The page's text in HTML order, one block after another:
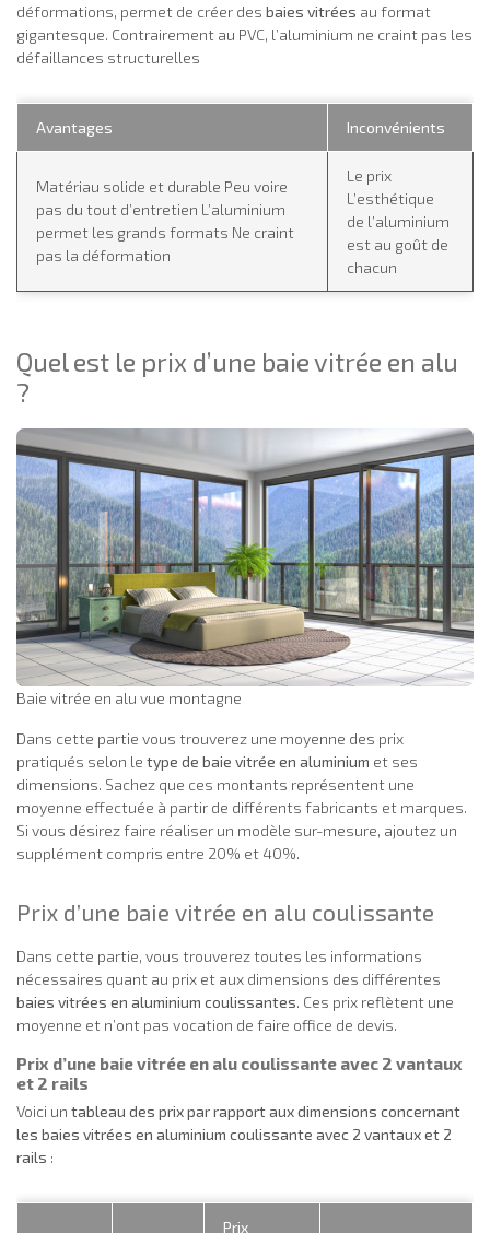
déformations, permet de créer des baies vitrées au format
gigantesque. Contrairement au PVC, l’aluminium ne craint pas les
défaillances structurelles
Avantages Inconvénients
Matériau solide et durable Peu voire
pas du tout d’entretien L’aluminium
permet les grands formats Ne craint
pas la déformation
Le prix
L’esthétique
de l’aluminium
est au goût de
chacun
Quel est le prix d’une baie vitrée en alu
?
Baie vitrée en alu vue montagne
Dans cette partie vous trouverez une moyenne des prix
pratiqués selon le type de baie vitrée en aluminium et ses
dimensions. Sachez que ces montants représentent une
moyenne effectuée à partir de différents fabricants et marques.
Si vous désirez faire réaliser un modèle sur-mesure, ajoutez un
supplément compris entre 20% et 40%.
Prix d’une baie vitrée en alu coulissante
Dans cette partie, vous trouverez toutes les informations
nécessaires quant au prix et aux dimensions des différentes
baies vitrées en aluminium coulissantes. Ces prix reflètent une
moyenne et n’ont pas vocation de faire office de devis.
Prix d’une baie vitrée en alu coulissante avec 2 vantaux
et 2 rails
Voici un tableau des prix par rapport aux dimensions concernant
les baies vitrées en aluminium coulissante avec 2 vantaux et 2
rails :
Prix